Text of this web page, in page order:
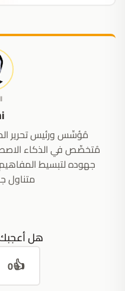
مُتخصِّص في الذكاء
جهوده لتبسيط
متناول
هل
👍
0